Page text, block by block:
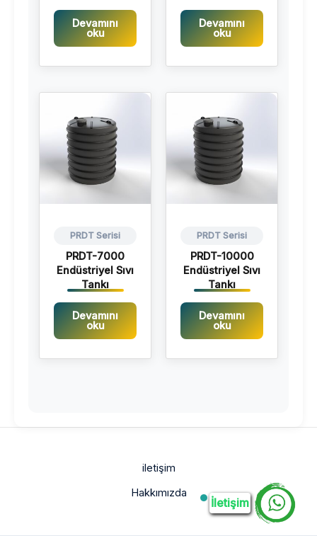
Devamını
oku
Devamını
oku
PRDT Serisi
PRDT-7000
Endüstriyel Sıvı
Tankı
Devamını
oku
PRDT Serisi
PRDT-10000
Endüstriyel Sıvı
Tankı
Devamını
oku
iletişim
Hakkımızda
İletişim